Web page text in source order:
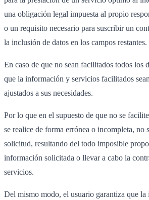
una obligación legal impuesta al propio
o un requisito necesario para suscribir un
la inclusión de datos en los campos restantes.
En caso de que no sean facilitados todos los
que la información y servicios facilitados
ajustados a sus necesidades.
Por lo que en el supuesto de que no se
se realice de forma errónea o incompleta, no
solicitud, resultando del todo imposible
información solicitada o llevar a cabo la
servicios.
Del mismo modo, el usuario garantiza que